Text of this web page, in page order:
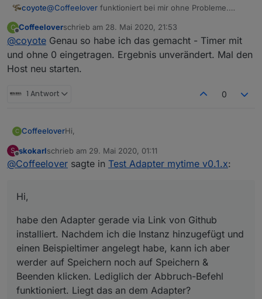
coyote@Coffeelover funktioniert bei mir ohne Probleme.
damit er darunter eingetragen wird?
C
Offline
Coffeeloverschrieb am 28. Mai 2020, 21:53
zuletzt editiert von
@coyote Genau so habe ich das gemacht - Timer mit
und ohne 0 eingetragen. Ergebnis unverändert. Mal den
Host neu starten.
1 Antwort 0
C CoffeeloverHi,
habe den Adapter gerade via Link von Github
installiert. Nachdem ich die Instanz hinzugefügt
S
Offline
skokarlschrieb am 29. Mai 2020, 01:11
zuletzt editiert von
@Coffeelover sagte in Test Adapter mytime v0.1.x:
Hi,
habe den Adapter gerade via Link von Github
installiert. Nachdem ich die Instanz hinzugefügt und
einen Beispieltimer angelegt habe, kann ich aber
werder auf Speichern noch auf Speichern &
Beenden klicken. Lediglich der Abbruch-Befehl
funktioniert. Liegt das an dem Adapter?